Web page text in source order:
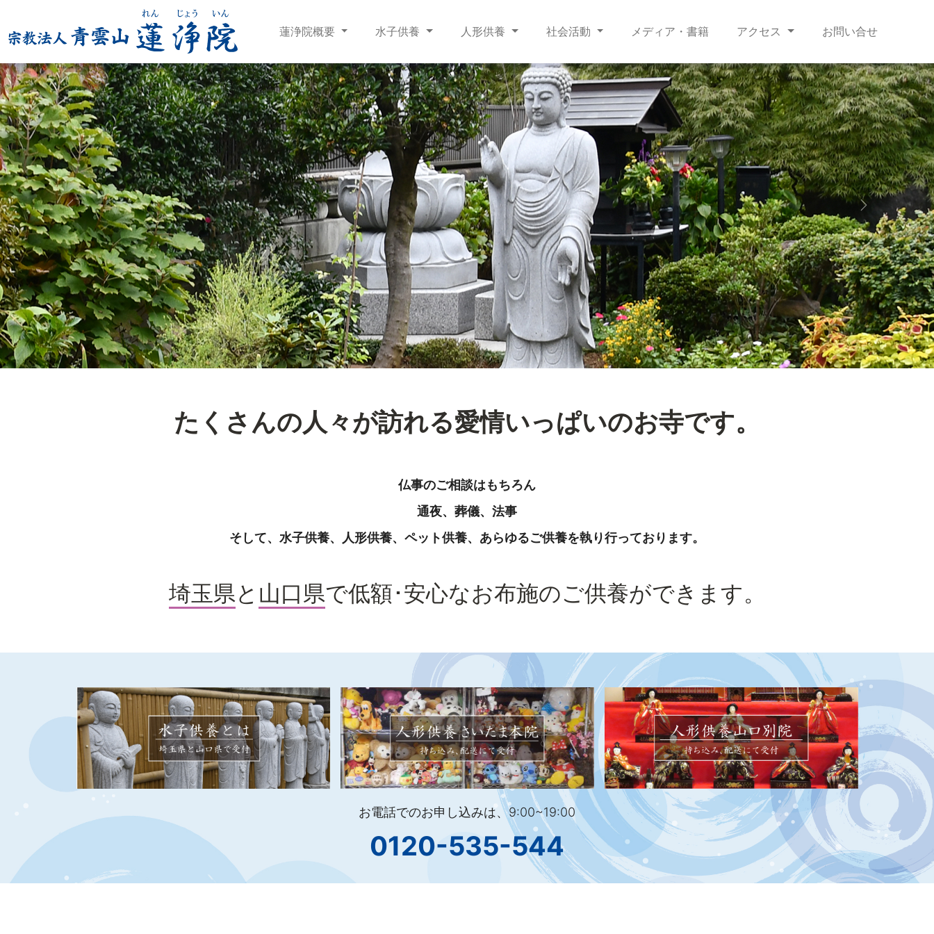
蓮浄院概要 水子供養 人形供養 社会活動 メディア・書籍 アクセス お問い合せ
Previous Next
たくさんの人々が訪れる愛情いっぱいのお寺です。
仏事のご相談はもちろん
通夜、葬儀、法事
そして、水子供養、人形供養、ペット供養、あらゆるご供養を執り行っております。
埼玉県と 山口県で低額･安心なお布施のご供養ができます。
お電話でのお申し込みは、9:00~19:00
0120-535-544